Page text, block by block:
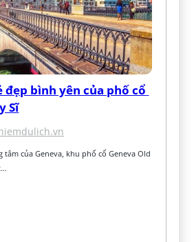
đẹp bình yên của phố cổ
Sĩ
tâm của Geneva, khu phố cổ Geneva Old